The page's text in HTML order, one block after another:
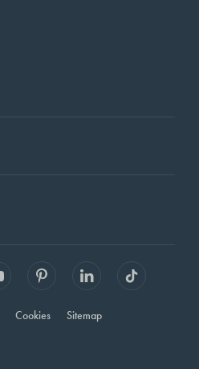
Cookies Sitemap